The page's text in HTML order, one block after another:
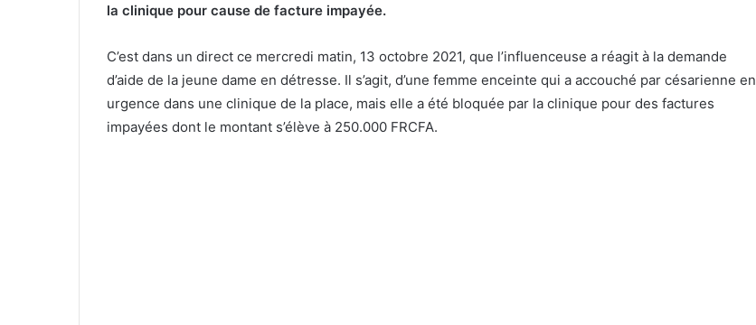
la clinique pour cause de facture impayée.
C’est dans un direct ce mercredi matin, 13 octobre 2021, que l’influenceuse a réagit à la demande
d’aide de la jeune dame en détresse. Il s’agit, d’une femme enceinte qui a accouché par césarienne en
urgence dans une clinique de la place, mais elle a été bloquée par la clinique pour des factures
impayées dont le montant s’élève à 250.000 FRCFA.